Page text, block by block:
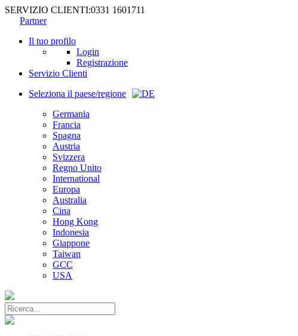
SERVIZIO CLIENTI:0331 1601711
Partner
Il tuo profilo
Login
Registrazione
Servizio Clienti
Seleziona il paese/regione
Germania
Francia
Spagna
Austria
Svizzera
Regno Unito
International
Europa
Australia
Cina
Hong Kong
Indonesia
Giappone
Taiwan
GCC
USA